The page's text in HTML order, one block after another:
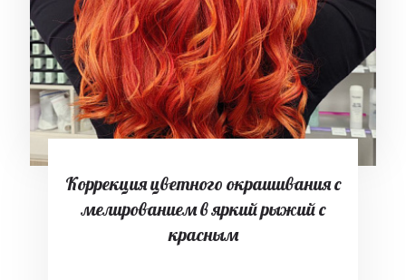
Коррекция цветного окрашивания с
мелированием в яркий рыжий с
красным